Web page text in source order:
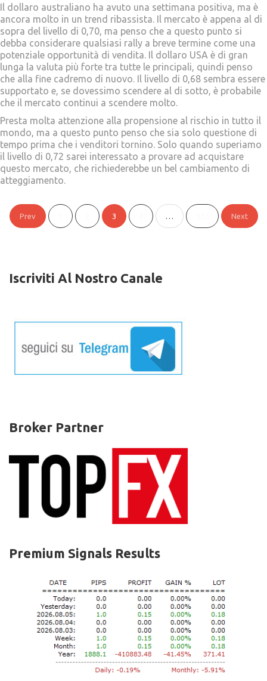
Di
Trading
Settimana
22
2022
–
Tecnica
Il dollaro australiano ha avuto una settimana positiva, ma è
ancora molto in un trend ribassista. Il mercato è appena al di
sopra del livello di 0,70, ma penso che a questo punto si
debba considerare qualsiasi rally a breve termine come una
potenziale opportunità di vendita. Il dollaro USA è di gran
lunga la valuta più forte tra tutte le principali, quindi penso
che alla fine cadremo di nuovo. Il livello di 0,68 sembra essere
supportato e, se dovessimo scendere al di sotto, è probabile
che il mercato continui a scendere molto.
Presta molta attenzione alla propensione al rischio in tutto il
mondo, ma a questo punto penso che sia solo questione di
tempo prima che i venditori tornino. Solo quando superiamo
il livello di 0,72 sarei interessato a provare ad acquistare
questo mercato, che richiederebbe un bel cambiamento di
atteggiamento.
Paginazione
degli
Prev 3 … Next
Iscriviti Al Nostro Canale
Broker Partner
Premium Signals Results